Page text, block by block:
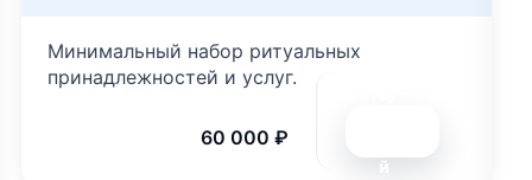
Минимальный набор ритуальных
принадлежностей и услуг.
60 000 ₽
й